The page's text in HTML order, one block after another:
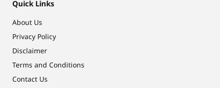
Quick Links
About Us
Privacy Policy
Disclaimer
Terms and Conditions
Contact Us